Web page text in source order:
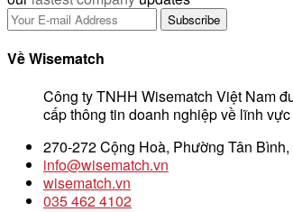
Về Wisematch
Công ty TNHH Wisematch Việt Nam
cấp thông tin doanh nghiệp về lĩnh
270-272 Cộng Hoà, Phường Tân
info@wisematch.vn
wisematch.vn
035 462 4102